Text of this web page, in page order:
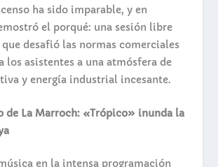
ha sido imparable, y en
el porqué: una sesión libre
desafió las normas comerciales
los asistentes a una atmósfera de
y energía industrial incesante.
de La Marroch: «Trópico» inunda la
en la intensa programación